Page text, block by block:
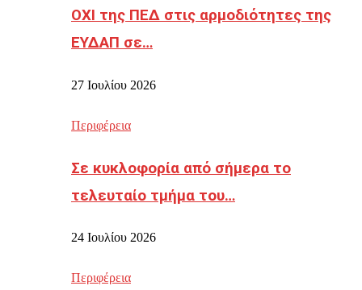
ΟΧΙ της ΠΕΔ στις αρμοδιότητες της
ΕΥΔΑΠ σε…
27 Ιουλίου 2026
Περιφέρεια
Σε κυκλοφορία από σήμερα το
τελευταίο τμήμα του…
24 Ιουλίου 2026
Περιφέρεια